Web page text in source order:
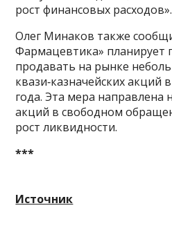
рост финансовых расходов».
Олег Минаков также
Фармацевтика» планирует
продавать на рынке
квази‑казначейских акций
года. Эта мера направлена
акций в свободном
рост ликвидности.
***
Источник